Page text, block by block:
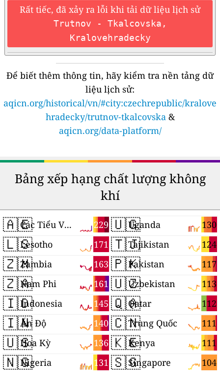
Rất tiếc, đã xảy ra lỗi khi tải dữ liệu lịch sử
Trutnov - Tkalcovska,
Kralovehradecky
Để biết thêm thông tin, hãy kiểm tra nền tảng dữ
liệu lịch sử:
aqicn.org/historical/vn/#city:czechrepublic/kralove
hradecky/trutnov-tkalcovska&
aqicn.org/data-platform/
Bảng xếp hạng chất lượng không
khí
🇦🇪 229
Các Tiểu Vương quốc Ả Rập Thống nhất
🇱🇸 171
Lesotho
🇿🇲 163
Zambia
🇿🇦 161
Nam Phi
🇮🇩 145
Indonesia
🇮🇳 140
Ấn Độ
🇺🇸 136
Hoa Kỳ
🇳🇬 131
Nigeria
🇺🇬 130
Uganda
🇹🇯 124
Tajikistan
🇵🇰 117
Pakistan
🇺🇿 113
Uzbekistan
🇶🇦 112
Qatar
🇨🇳 111
Trung Quốc
🇰🇪 111
Kenya
🇸🇬 104
Singapore